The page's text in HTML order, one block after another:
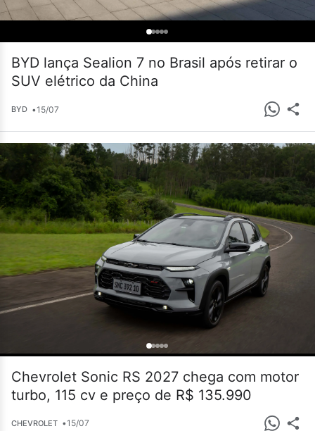
BYD lança Sealion 7 no Brasil após retirar o
SUV elétrico da China
BYD •15/07
Chevrolet Sonic RS 2027 chega com motor
turbo, 115 cv e preço de R$ 135.990
CHEVROLET •15/07